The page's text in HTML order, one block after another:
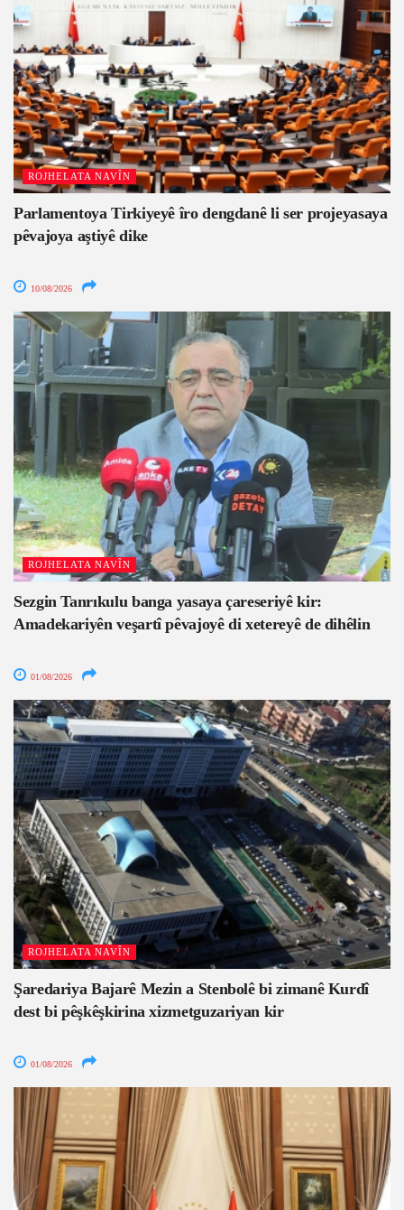
ROJHELATA NAVÎN
Parlamentoya Tirkiyeyê îro dengdanê li ser projeyasaya
pêvajoya aştiyê dike
10/08/2026
ROJHELATA NAVÎN
Sezgin Tanrıkulu banga yasaya çareseriyê kir:
Amadekariyên veşartî pêvajoyê di xetereyê de dihêlin
01/08/2026
ROJHELATA NAVÎN
Şaredariya Bajarê Mezin a Stenbolê bi zimanê Kurdî
dest bi pêşkêşkirina xizmetguzariyan kir
01/08/2026